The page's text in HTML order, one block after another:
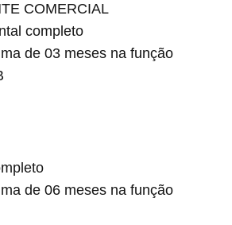
COMERCIAL
completo
de 03 meses na função
de 06 meses na função